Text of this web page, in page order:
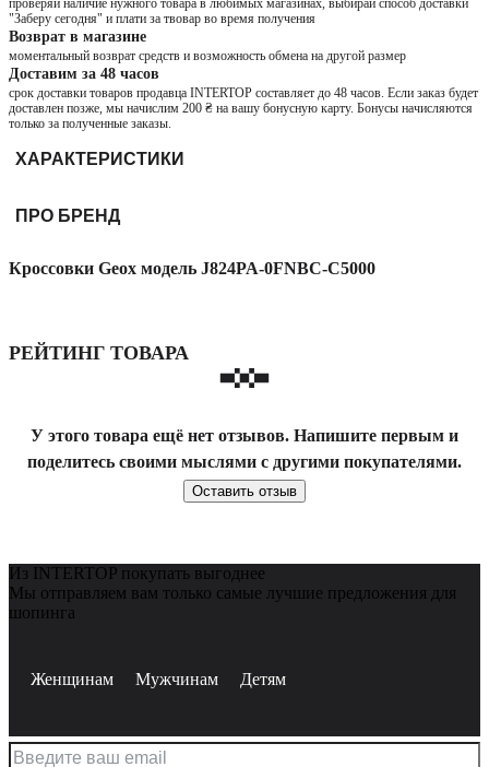
"Заберу сегодня" и плати за твовар во время получения
Возврат в магазине
моментальный возврат средств и возможность обмена на другой размер
Доставим за 48 часов
срок доставки товаров продавца INTERTOP составляет до 48 часов. Если заказ будет
доставлен позже, мы начислим 200 ₴ на вашу бонусную карту. Бонусы начисляются
только за полученные заказы.
ХАРАКТЕРИСТИКИ
ПРО БРЕНД
Кроссовки Geox модель J824PA-0FNBC-C5000
РЕЙТИНГ ТОВАРА
У этого товара ещё нет отзывов. Напишите первым и
поделитесь своими мыслями с другими покупателями.
Оставить отзыв
Из INTERTOP покупать выгоднее
Мы отправляем вам только самые лучшие предложения для
шопинга
Женщинам Мужчинам Детям